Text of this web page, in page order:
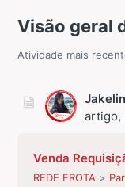
Visão geral
Atividade mais
artigo,
Venda
REDE FROTA